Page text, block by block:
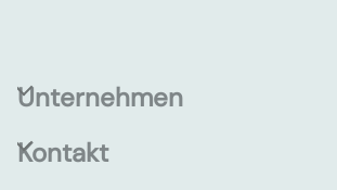
Unternehmen
Kontakt